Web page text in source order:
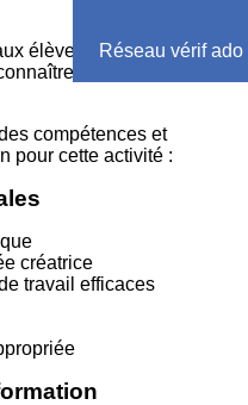
Réseau vérif ado
élèves de comprendre
les stéréotypes
compétences et
pour cette activité :
créatrice
travail efficaces